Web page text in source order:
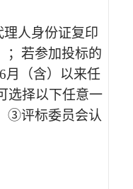
人身份证复印
；若参加投标的
月（含）以来任
选择以下任意一
③评标委员会认